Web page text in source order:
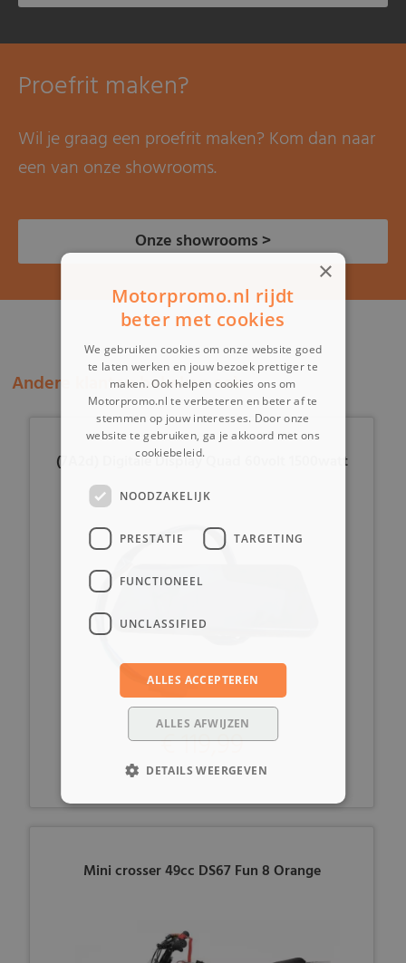
Proefrit maken?
Wil je graag een proefrit maken? Kom dan naar
een van onze showrooms.
Onze showrooms >
Andere klanten bekeken ook:
(7A2d) Digitale Display Quad 60volt 1500watt
€ 119,99
Mini crosser 49cc DS67 Fun 8 Orange
×
Motorpromo.nl rijdt
beter met cookies
We gebruiken cookies om onze website goed
te laten werken en jouw bezoek prettiger te
maken. Ook helpen cookies ons om
Motorpromo.nl te verbeteren en beter af te
stemmen op jouw interesses. Door onze
website te gebruiken, ga je akkoord met ons
cookiebeleid.
NOODZAKELIJK
PRESTATIE TARGETING
FUNCTIONEEL
UNCLASSIFIED
ALLES ACCEPTEREN
ALLES AFWIJZEN
DETAILS WEERGEVEN